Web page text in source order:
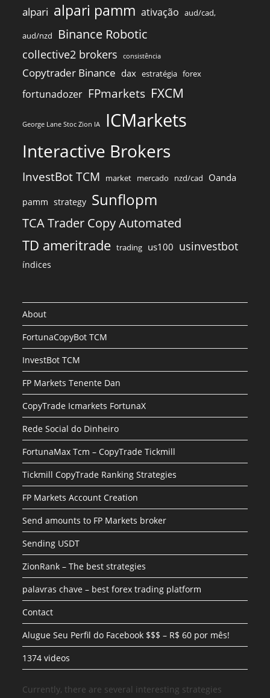
alpari alpari pamm ativação aud/cad,
aud/nzd Binance Robotic
collective2 brokers consistência
Copytrader Binance dax estratégia forex
fortunadozer FPmarkets FXCM
George Lane Stoc Zion IA ICMarkets
Interactive Brokers
InvestBot TCM market mercado nzd/cad Oanda
pamm strategy Sunflopm
TCA Trader Copy Automated
TD ameritrade trading us100 usinvestbot
índices
About
FortunaCopyBot TCM
InvestBot TCM
FP Markets Tenente Dan
CopyTrade Icmarkets FortunaX
Rede Social do Dinheiro
FortunaMax Tcm – CopyTrade Tickmill
Tickmill CopyTrade Ranking Strategies
FP Markets Account Creation
Send amounts to FP Markets broker
Sending USDT
ZionRank – The best strategies
palavras chave – best forex trading platform
Contact
Alugue Seu Perfil do Facebook $$$ – R$ 60 por mês!
1374 videos
Currently, there are several interesting strategies